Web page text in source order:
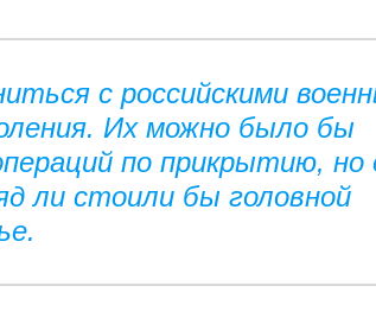
с российскими
Их можно было бы
по прикрытию, но
ли стоили бы головной